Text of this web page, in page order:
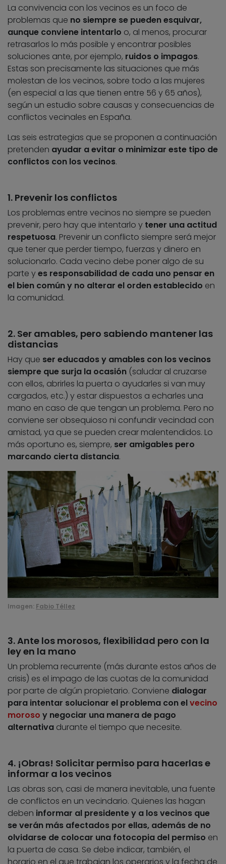
La convivencia con los vecinos es un foco de
problemas que no siempre se pueden esquivar,
aunque conviene intentarlo o, al menos, procurar
retrasarlos lo más posible y encontrar posibles
soluciones ante, por ejemplo, ruidos o impagos.
Estas son precisamente las situaciones que más
molestan de los vecinos, sobre todo a las mujeres
(en especial a las que tienen entre 56 y 65 años),
según un estudio sobre causas y consecuencias de
conflictos vecinales en España.
Las seis estrategias que se proponen a continuación
pretenden ayudar a evitar o minimizar este tipo de
conflictos con los vecinos.
1. Prevenir los conflictos
Los problemas entre vecinos no siempre se pueden
prevenir, pero hay que intentarlo y tener una actitud
respetuosa. Prevenir un conflicto siempre será mejor
que tener que perder tiempo, fuerzas y dinero en
solucionarlo. Cada vecino debe poner algo de su
parte yes responsabilidad de cada uno pensar en
el bien común y no alterar el orden establecido en
la comunidad.
2. Ser amables, pero sabiendo mantener las
distancias
Hay que ser educados y amables con los vecinos
siempre que surja la ocasión (saludar al cruzarse
con ellos, abrirles la puerta o ayudarles si van muy
cargados, etc.) y estar dispuestos a echarles una
mano en caso de que tengan un problema. Pero no
conviene ser obsequioso ni confundir vecindad con
amistad, ya que se pueden crear malentendidos. Lo
más oportuno es, siempre, ser amigables pero
marcando cierta distancia.
Imagen: Fabio Téllez
3. Ante los morosos, flexibilidad pero con la
ley en la mano
Un problema recurrente (más durante estos años de
crisis) es el impago de las cuotas de la comunidad
por parte de algún propietario. Conviene dialogar
para intentar solucionar el problema con elvecino
moroso y negociar una manera de pago
alternativa durante el tiempo que necesite.
4. ¡Obras! Solicitar permiso para hacerlas e
informar a los vecinos
Las obras son, casi de manera inevitable, una fuente
de conflictos en un vecindario. Quienes las hagan
deben informar al presidente y a los vecinos que
se verán más afectados por ellas, además de no
olvidarse de colocar una fotocopia del permiso en
la puerta de casa. Se debe indicar, también, el